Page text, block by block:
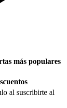
más populares
al suscribirte al